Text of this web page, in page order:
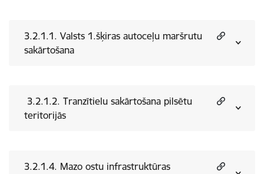
3.2.1.1. Valsts 1.šķiras autoceļu maršrutu
sakārtošana
3.2.1.2. Tranzītielu sakārtošana pilsētu
teritorijās
3.2.1.4. Mazo ostu infrastruktūras